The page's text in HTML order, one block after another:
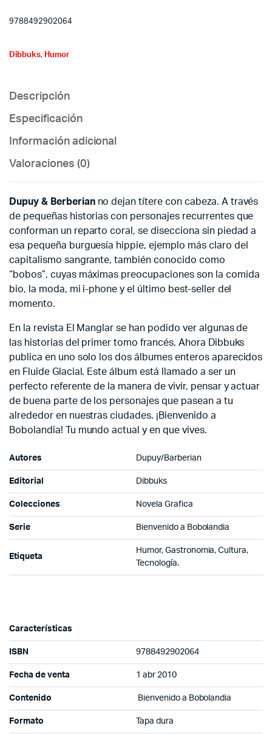
9788492902064
Dibbuks, Humor
Descripción
Especificación
Información adicional
Valoraciones (0)
Dupuy & Berberianno dejan títere con cabeza. A través
de pequeñas historias con personajes recurrentes que
conforman un reparto coral, se disecciona sin piedad a
esa pequeña burguesía hippie, ejemplo más claro del
capitalismo sangrante, también conocido como
“bobos”, cuyas máximas preocupaciones son la comida
bio, la moda, mi i-phone y el último best-seller del
momento.
En la revista El Manglar se han podido ver algunas de
las historias del primer tomo francés. Ahora Dibbuks
publica en uno solo los dos álbumes enteros aparecidos
en Fluide Glacial. Este álbum está llamado a ser un
perfecto referente de la manera de vivir, pensar y actuar
de buena parte de los personajes que pasean a tu
alrededor en nuestras ciudades. ¡Bienvenido a
Bobolandia! Tu mundo actual y en que vives.
Autores Dupuy/Barberian
Editorial Dibbuks
Colecciones Novela Grafica
Serie Bienvenido a Bobolandia
Etiqueta
Humor, Gastronomia, Cultura,
Tecnología.
Características
ISBN 9788492902064
Fecha de venta 1 abr 2010
Contenido Bienvenido a Bobolandia
Formato Tapa dura